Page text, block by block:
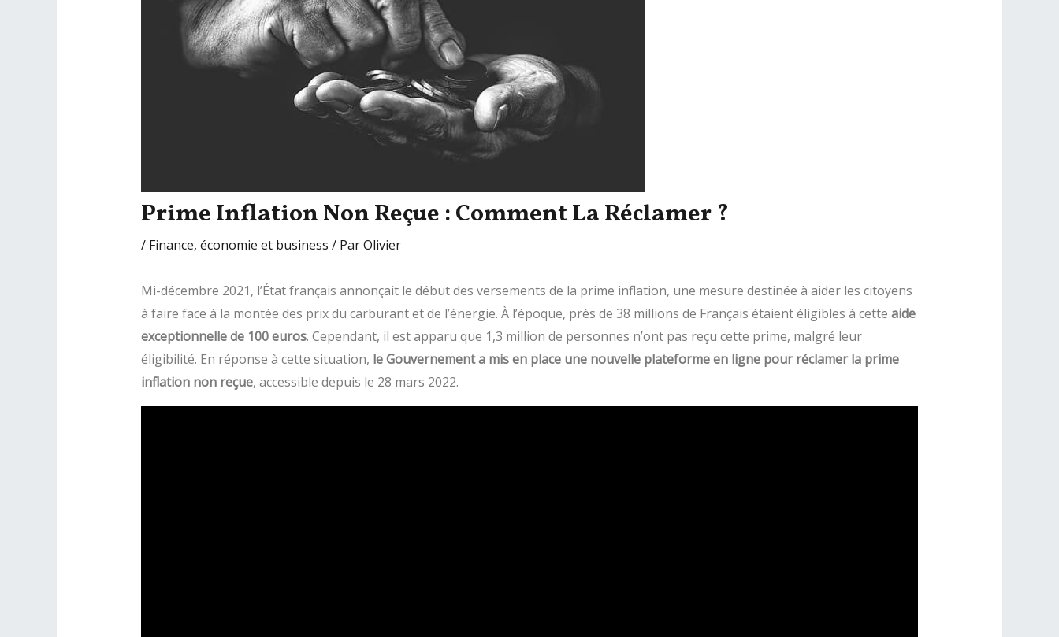
Prime Inflation Non Reçue : Comment La Réclamer ?
/ Finance, économie et business / ParOlivier
Mi-décembre 2021, l’État français annonçait le début des versements de la prime inflation, une mesure destinée à aider les citoyens
à faire face à la montée des prix du carburant et de l’énergie. À l’époque, près de 38 millions de Français étaient éligibles à cette aide
exceptionnelle de 100 euros. Cependant, il est apparu que 1,3 million de personnes n’ont pas reçu cette prime, malgré leur
éligibilité. En réponse à cette situation, le Gouvernement a mis en place une nouvelle plateforme en ligne pour réclamer la prime
inflation non reçue, accessible depuis le 28 mars 2022.